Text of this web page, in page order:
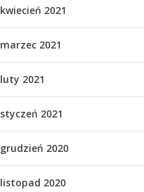
kwiecień 2021
marzec 2021
luty 2021
styczeń 2021
grudzień 2020
listopad 2020